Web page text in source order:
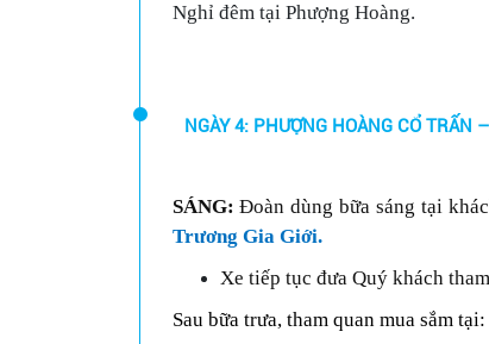
Nghỉ đêm tại Phượng Hoàng.
NGÀY 4: PHƯỢNG HOÀNG CỔ TRẤN
SÁNG: Đoàn dùng bữa sáng tại
Trương Gia Giới.
Xe tiếp tục đưa Quý khách
Sau bữa trưa, tham quan mua sắm tại: